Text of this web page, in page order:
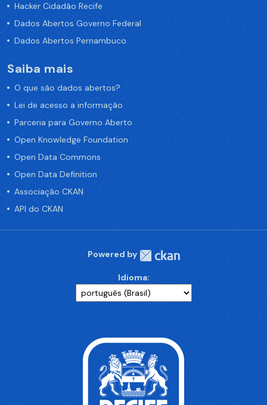
Hacker Cidadão Recife
Dados Abertos Governo Federal
Dados Abertos Pernambuco
Saiba mais
O que são dados abertos?
Lei de acesso a informação
Parceria para Governo Aberto
Open Knowledge Foundation
Open Data Commons
Open Data Definition
Associação CKAN
API do CKAN
Powered by
Idioma